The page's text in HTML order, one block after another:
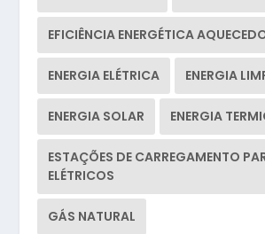
EFICIÊNCIA ENERGÉTICA
ENERGIA ELÉTRICA ENERGIA
ENERGIA SOLAR ENERGIA
ESTAÇÕES DE CARREGAMENTO
ELÉTRICOS
GÁS NATURAL